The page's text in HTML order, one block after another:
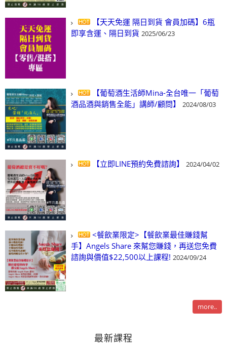
【天天免運 隔日到貨 會員加碼】6瓶
即享含運、隔日到貨 2025/06/23
【葡萄酒生活師Mina-全台唯一「葡萄
酒品酒與銷售全能」講師/顧問】
2024/08/03
【立即LINE預約免費諮詢】 2024/04/02
<餐飲業限定>【餐飲業最佳賺錢幫
手】Angels Share 來幫您賺錢，再送您免費
諮詢與價值$22,500以上課程! 2024/09/24
more..
最新課程